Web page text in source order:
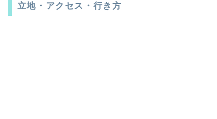
立地・アクセス・行き方